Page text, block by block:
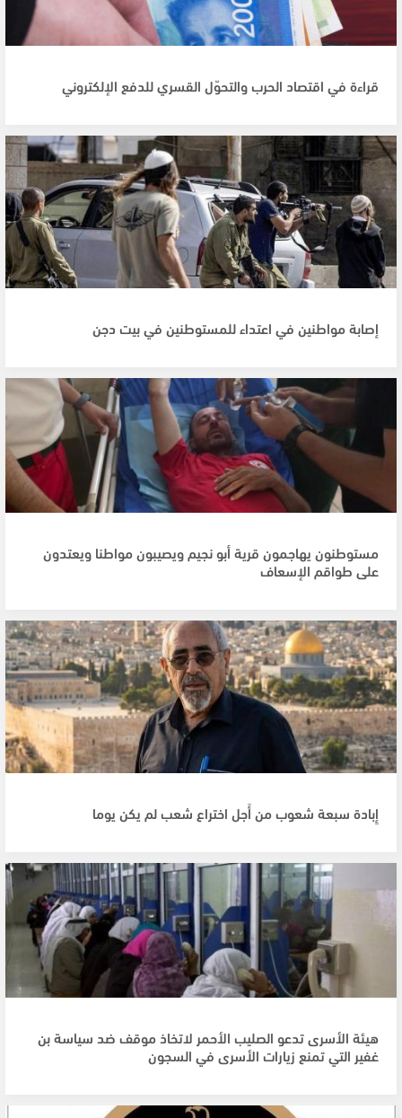
قراءة في اقتصاد الحرب والتحوّل القسري للدفع الإلكتروني
إصابة مواطنين في اعتداء للمستوطنين في بيت دجن
مستوطنون يهاجمون قرية أبو نجيم ويصيبون مواطنا ويعتدون
على طواقم الإسعاف
إِبادة سبعة شعوب من أَجل اختراع شعب لم يكن يوما
هيئة الأسرى تدعو الصليب الأحمر لاتخاذ موقف ضد سياسة بن
غفير التي تمنع زيارات الأسرى في السجون